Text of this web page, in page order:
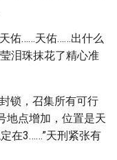
佑……天佑……出什么
泪珠抹花了精心准
锁，召集所有可行
地点增加，位置是天
在3……”天刑紧张有